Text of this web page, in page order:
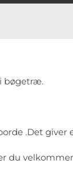
bøgetræ.
.Det giver
du